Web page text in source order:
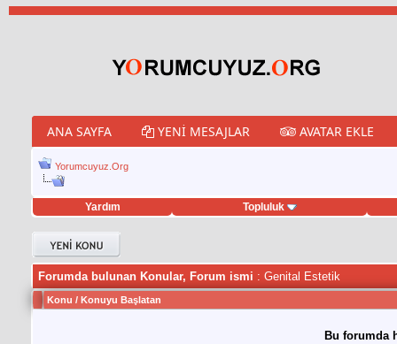
ANA SAYFA YENI MESAJLAR AVATAR EKLE
Yorumcuyuz.Org
Yardım Topluluk
hilesi
Forumda bulunan Konular, Forum ismi : Genital Estetik
Konu / Konuyu Başlatan
Bu forumda